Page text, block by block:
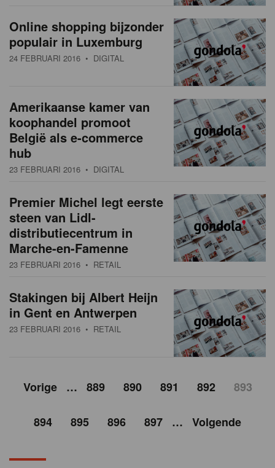
Online shopping bijzonder
populair in Luxemburg
24 FEBRUARI 2016 • DIGITAL
Amerikaanse kamer van
koophandel promoot
België als e-commerce
hub
23 FEBRUARI 2016 • DIGITAL
Premier Michel legt eerste
steen van Lidl-
distributiecentrum in
Marche-en-Famenne
23 FEBRUARI 2016 • RETAIL
Stakingen bij Albert Heijn
in Gent en Antwerpen
23 FEBRUARI 2016 • RETAIL
Vorige … 889 890 891 892 893
894 895 896 897 … Volgende